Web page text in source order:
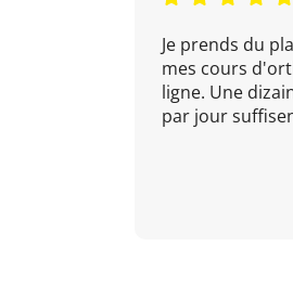
Je prends du
mes cours
ligne. Une
par jour